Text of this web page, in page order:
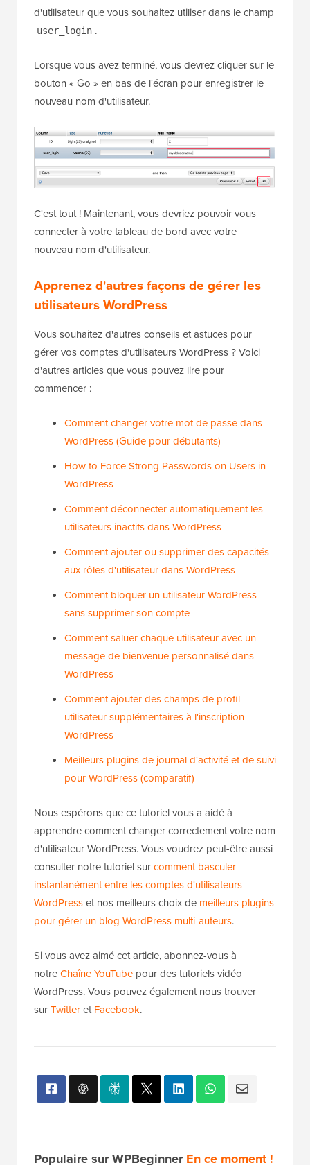
d'utilisateur que vous souhaitez utiliser dans le champ
user_login .
Lorsque vous avez terminé, vous devrez cliquer sur le
bouton « Go » en bas de l'écran pour enregistrer le
nouveau nom d'utilisateur.
C'est tout ! Maintenant, vous devriez pouvoir vous
connecter à votre tableau de bord avec votre
nouveau nom d'utilisateur.
Apprenez d'autres façons de gérer les
utilisateurs WordPress
Vous souhaitez d'autres conseils et astuces pour
gérer vos comptes d'utilisateurs WordPress ? Voici
d'autres articles que vous pouvez lire pour
commencer :
Comment changer votre mot de passe dans
WordPress (Guide pour débutants)
How to Force Strong Passwords on Users in
WordPress
Comment déconnecter automatiquement les
utilisateurs inactifs dans WordPress
Comment ajouter ou supprimer des capacités
aux rôles d'utilisateur dans WordPress
Comment bloquer un utilisateur WordPress
sans supprimer son compte
Comment saluer chaque utilisateur avec un
message de bienvenue personnalisé dans
WordPress
Comment ajouter des champs de profil
utilisateur supplémentaires à l'inscription
WordPress
Meilleurs plugins de journal d'activité et de suivi
pour WordPress (comparatif)
Nous espérons que ce tutoriel vous a aidé à
apprendre comment changer correctement votre nom
d'utilisateur WordPress. Vous voudrez peut-être aussi
consulter notre tutoriel surcomment basculer
instantanément entre les comptes d'utilisateurs
WordPresset nos meilleurs choix de meilleurs plugins
pour gérer un blog WordPress multi-auteurs.
Si vous avez aimé cet article, abonnez-vous à
notreChaîne YouTube pour des tutoriels vidéo
WordPress. Vous pouvez également nous trouver
surTwitteretFacebook.
Populaire sur WPBeginnerEn ce moment !